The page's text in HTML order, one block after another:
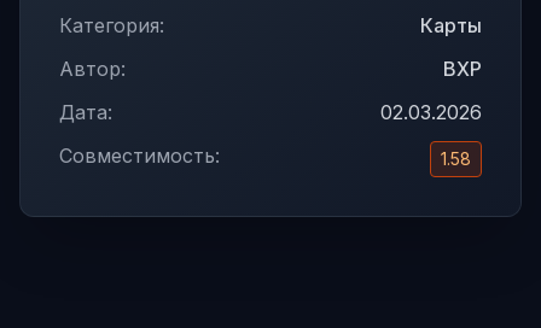
Категория:
Карты
Автор:
BXP
Дата:
02.03.2026
Совместимость:
1.58